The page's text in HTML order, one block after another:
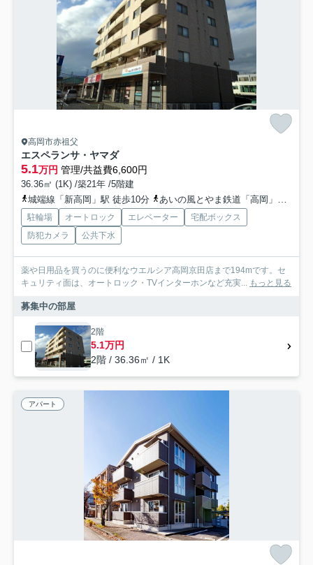
高岡市赤祖父
エスペランサ・ヤマダ
5.1万円 管理/共益費6,600円
36.36㎡ (1K) /築21年 /5階建
城端線「新高岡」駅 徒歩10分
あいの風とやま鉄道「高岡」駅 徒歩23分
駐輪場 オートロック エレベーター
宅配ボックス
防犯カメラ
公共下水
薬や日用品を買うのに便利なウエルシア高岡京田店まで194mです。セ
キュリティ面は、オートロック・TVインターホンなど充実... もっと見る
募集中の部屋
2階
5.1万円
2階 / 36.36㎡ / 1K
アパート